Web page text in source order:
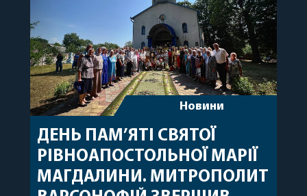
Новини
ДЕНЬ ПАМ’ЯТІ СВЯТОЇ
РІВНОАПОСТОЛЬНОЇ МАРІЇ
МАГДАЛИНИ. МИТРОПОЛИТ